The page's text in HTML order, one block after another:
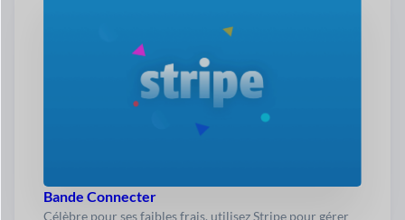
Bande Connecter
Célèbre pour ses faibles frais, utilisez Stripe pour gérer